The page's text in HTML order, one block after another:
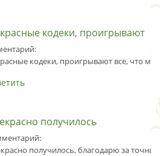
кодеки, проигрывают
кодеки, проигрывают все, что
получилось
получилось, благодарю за